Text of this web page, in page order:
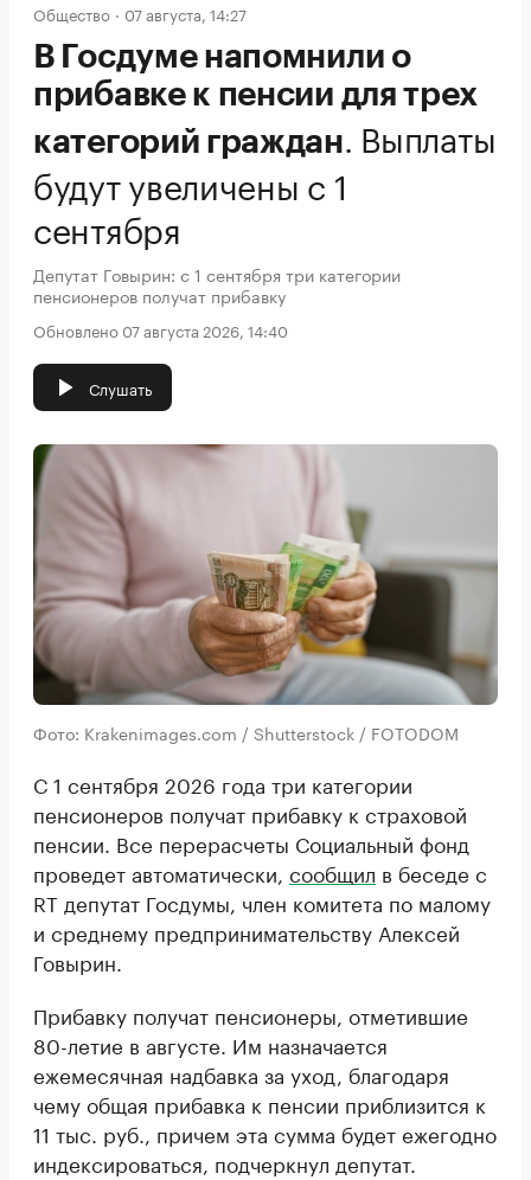
Общество 07 августа, 14:27
В Госдуме напомнили о
прибавке к пенсии для трех
категорий граждан. Выплаты
будут увеличены с 1
сентября
Депутат Говырин: с 1 сентября три категории
пенсионеров получат прибавку
Обновлено 07 августа 2026, 14:40
Слушать
Фото: Krakenimages.com / Shutterstock / FOTODOM
С 1 сентября 2026 года три категории
пенсионеров получат прибавку к страховой
пенсии. Все перерасчеты Социальный фонд
проведет автоматически, сообщил в беседе с
RT депутат Госдумы, член комитета по малому
и среднему предпринимательству Алексей
Говырин.
Прибавку получат пенсионеры, отметившие
80-летие в августе. Им назначается
ежемесячная надбавка за уход, благодаря
чему общая прибавка к пенсии приблизится к
11 тыс. руб., причем эта сумма будет ежегодно
индексироваться, подчеркнул депутат.